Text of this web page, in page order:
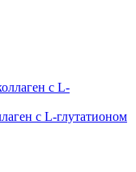
с L-глутатионом